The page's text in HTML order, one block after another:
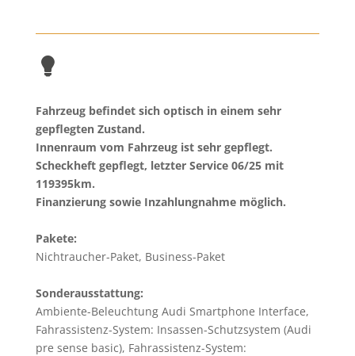
Fahrzeug befindet sich optisch in einem sehr
gepflegten Zustand.
Innenraum vom Fahrzeug ist sehr gepflegt.
Scheckheft gepflegt, letzter Service 06/25 mit
119395km.
Finanzierung sowie Inzahlungnahme möglich.
Pakete:
Nichtraucher-Paket, Business-Paket
Sonderausstattung:
Ambiente-Beleuchtung Audi Smartphone Interface,
Fahrassistenz-System: Insassen-Schutzsystem (Audi
pre sense basic), Fahrassistenz-System: